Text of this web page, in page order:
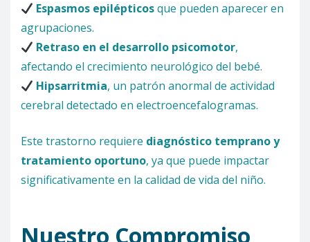
Espasmos epilépticosque pueden aparecer en
agrupaciones.
Retraso en el desarrollo psicomotor,
afectando el crecimiento neurológico del bebé.
Hipsarritmia, un patrón anormal de actividad
cerebral detectado en electroencefalogramas.
Este trastorno requiere diagnóstico temprano y
tratamiento oportuno, ya que puede impactar
significativamente en la calidad de vida del niño.
Nuestro Compromiso